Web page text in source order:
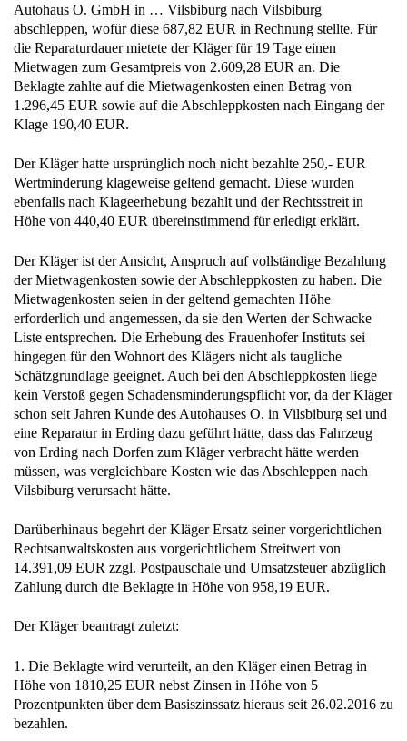
Autohaus O. GmbH in … Vilsbiburg nach Vilsbiburg
abschleppen, wofür diese 687,82 EUR in Rechnung stellte. Für
die Reparaturdauer mietete der Kläger für 19 Tage einen
Mietwagen zum Gesamtpreis von 2.609,28 EUR an. Die
Beklagte zahlte auf die Mietwagenkosten einen Betrag von
1.296,45 EUR sowie auf die Abschleppkosten nach Eingang der
Klage 190,40 EUR.
Der Kläger hatte ursprünglich noch nicht bezahlte 250,- EUR
Wertminderung klageweise geltend gemacht. Diese wurden
ebenfalls nach Klageerhebung bezahlt und der Rechtsstreit in
Höhe von 440,40 EUR übereinstimmend für erledigt erklärt.
Der Kläger ist der Ansicht, Anspruch auf vollständige Bezahlung
der Mietwagenkosten sowie der Abschleppkosten zu haben. Die
Mietwagenkosten seien in der geltend gemachten Höhe
erforderlich und angemessen, da sie den Werten der Schwacke
Liste entsprechen. Die Erhebung des Frauenhofer Instituts sei
hingegen für den Wohnort des Klägers nicht als taugliche
Schätzgrundlage geeignet. Auch bei den Abschleppkosten liege
kein Verstoß gegen Schadensminderungspflicht vor, da der Kläger
schon seit Jahren Kunde des Autohauses O. in Vilsbiburg sei und
eine Reparatur in Erding dazu geführt hätte, dass das Fahrzeug
von Erding nach Dorfen zum Kläger verbracht hätte werden
müssen, was vergleichbare Kosten wie das Abschleppen nach
Vilsbiburg verursacht hätte.
Darüberhinaus begehrt der Kläger Ersatz seiner vorgerichtlichen
Rechtsanwaltskosten aus vorgerichtlichem Streitwert von
14.391,09 EUR zzgl. Postpauschale und Umsatzsteuer abzüglich
Zahlung durch die Beklagte in Höhe von 958,19 EUR.
Der Kläger beantragt zuletzt:
1. Die Beklagte wird verurteilt, an den Kläger einen Betrag in
Höhe von 1810,25 EUR nebst Zinsen in Höhe von 5
Prozentpunkten über dem Basiszinssatz hieraus seit 26.02.2016 zu
bezahlen.